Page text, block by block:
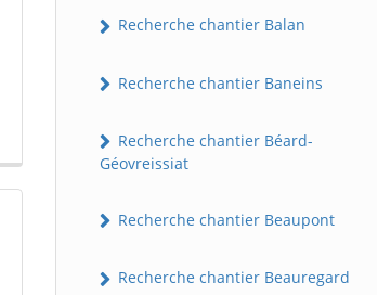
Recherche chantier Balan
Recherche chantier Baneins
Recherche chantier Béard-
Géovreissiat
Recherche chantier Beaupont
Recherche chantier Beauregard